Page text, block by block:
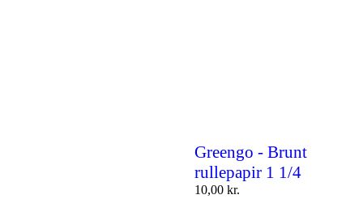
Greengo - Brunt
rullepapir 1 1/4
10,00 kr.